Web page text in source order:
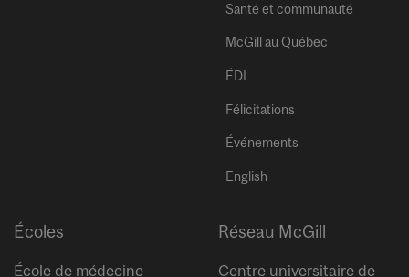
Santé et communauté
McGill au Québec
ÉDI
Félicitations
Événements
English
Écoles
École de médecine
Réseau McGill
Centre universitaire de